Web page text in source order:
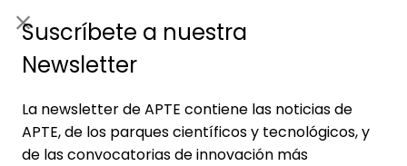
Suscríbete a nuestra
Newsletter
La newsletter de APTE contiene las noticias de
APTE, de los parques científicos y tecnológicos, y
de las convocatorias de innovación más